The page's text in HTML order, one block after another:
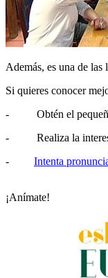
Además, es una de las
Si quieres conocer
- Obtén el pequeño
- Realiza la
- Intenta
¡Anímate!